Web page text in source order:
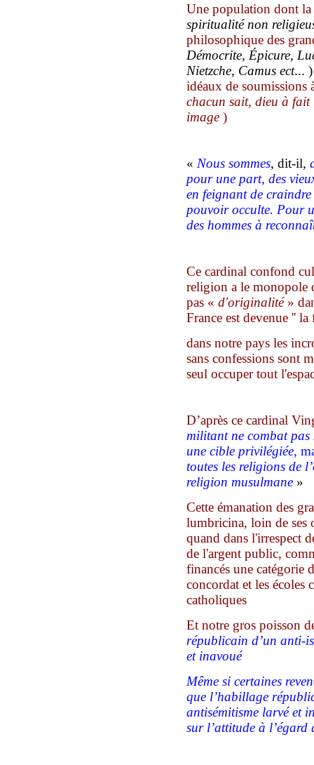
Une population dont
spiritualité non
philosophique des
Démocrite, Épicure,
Nietzche, Camus ect...
idéaux de soumissions
chacun sait, dieu à fait
image )
« Nous sommes, dit-il,
pour une part, des
en feignant de craindre
pouvoir occulte. Pour
des hommes à
Ce cardinal confond
religion a le monopole
pas « d'originalité»
France est devenue ''
dans notre pays les
sans confessions sont
seul occuper tout
D’après ce cardinal
militant ne combat pas
une cible privilégiée,
toutes les religions de
religion musulmane »
Cette émanation des
lumbricina, loin de ses
quand dans l'irrespect
de l'argent public,
financés une catégorie
concordat et les écoles
catholiques
Et notre gros poisson
républicain d’un anti-
et inavoué
Même si certaines
que l’habillage
antisémitisme larvé et
sur l’attitude à l’égard